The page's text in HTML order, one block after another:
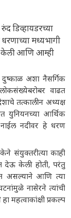
डिव्हायडरच्या
मध्यभागी
केली आणि आम्ही
दुष्काळ अशा नैसर्गिक
वाढत
तत्कालीन अध्यक्ष
युनियनच्या आर्थिक
नाईल नदीवर हे धरण
संयुक्तरीत्या काही
देऊ केली होती, परंतु
असल्याने आणि त्या
नासेरने त्यांची
महत्वाकांक्षी प्रकल्प